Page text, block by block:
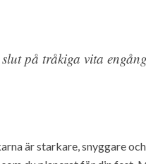
slut på tråkiga vita
är starkare, snyggare